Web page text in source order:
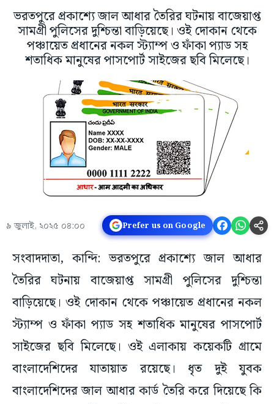
ভরতপুরে প্রকাশ্যে জাল আধার তৈরির ঘটনায় বাজেয়াপ্ত
সামগ্রী পুলিসের দুশ্চিন্তা বাড়িয়েছে। ওই দোকান থেকে
পঞ্চায়েত প্রধানের নকল স্ট্যাম্প ও ফাঁকা প্যাড সহ
শতাধিক মানুষের পাসপোর্ট সাইজের ছবি মিলেছে।
৯ জুলাই, ২০২৫ ০৪:০০ Prefer us on Google
সংবাদদাতা, কান্দি: ভরতপুরে প্রকাশ্যে জাল আধার
তৈরির ঘটনায় বাজেয়াপ্ত সামগ্রী পুলিসের দুশ্চিন্তা
বাড়িয়েছে। ওই দোকান থেকে পঞ্চায়েত প্রধানের নকল
স্ট্যাম্প ও ফাঁকা প্যাড সহ শতাধিক মানুষের পাসপোর্ট
সাইজের ছবি মিলেছে। ওই এলাকায় কয়েকটি গ্রামে
বাংলাদেশিদের যাতায়াত রয়েছে। ধৃত দুই যুবক
বাংলাদেশিদের জাল আধার কার্ড তৈরি করে দিয়েছে কি